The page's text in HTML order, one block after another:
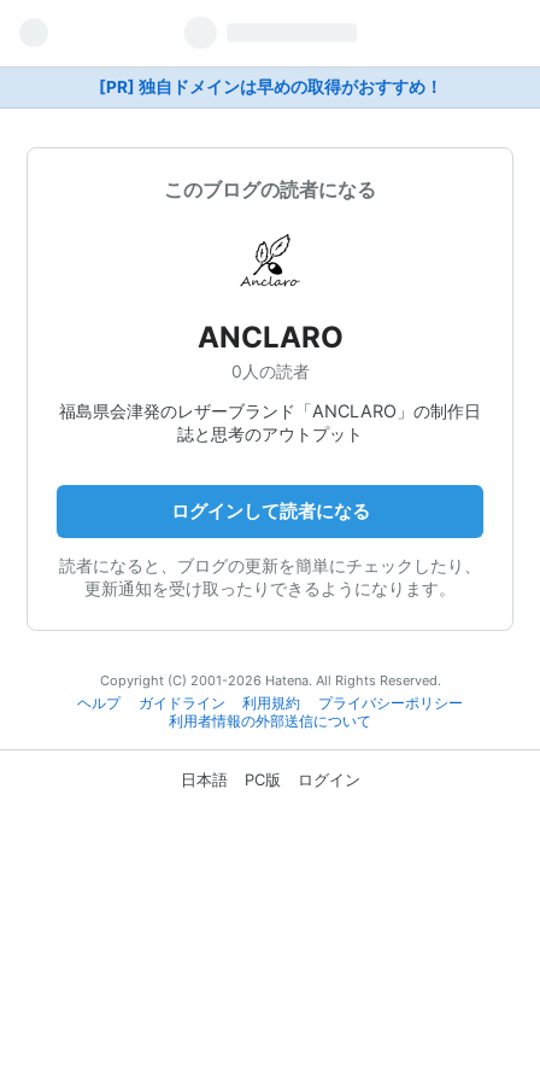
[PR] 独自ドメインは早めの取得がおすすめ！
このブログの読者になる
ANCLARO
0人の読者
福島県会津発のレザーブランド「ANCLARO」の制作日
誌と思考のアウトプット
ログインして読者になる
読者になると、ブログの更新を簡単にチェックしたり、
更新通知を受け取ったりできるようになります。
Copyright (C) 2001-2026 Hatena. All Rights Reserved.
ヘルプ
ガイドライン 利用規約
プライバシーポリシー
利用者情報の外部送信について
日本語 PC版 ログイン